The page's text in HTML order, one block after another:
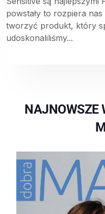
powstały to rozpiera
tworzyć produkt, który
udoskonaliliśmy...
NAJNOWSZE